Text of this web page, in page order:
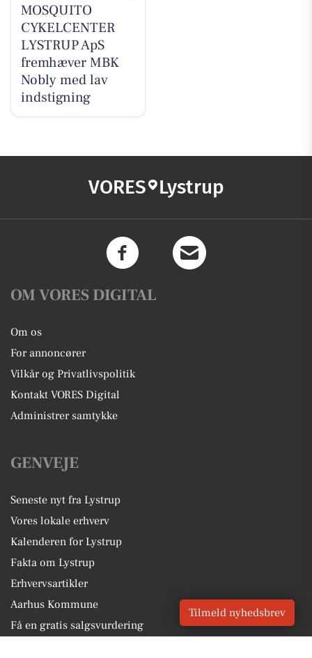
MOSQUITO
CYKELCENTER
LYSTRUP ApS
fremhæver MBK
Nobly med lav
indstigning
VORES Lystrup
OM VORES DIGITAL
Om os
For annoncører
Vilkår og Privatlivspolitik
Kontakt VORES Digital
Administrer samtykke
GENVEJE
Seneste nyt fra Lystrup
Vores lokale erhverv
Kalenderen for Lystrup
Fakta om Lystrup
Erhvervsartikler
Aarhus Kommune
Få en gratis salgsvurdering
Tilmeld nyhedsbrev